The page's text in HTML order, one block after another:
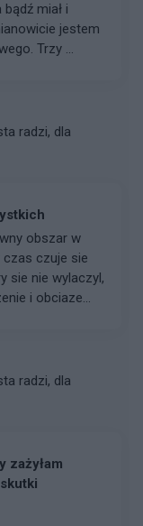
miał i
jestem
Trzy ...
radzi, dla
obszar w
czas czuje sie
sie nie wylaczyl,
i obciaze...
radzi, dla
zażyłam